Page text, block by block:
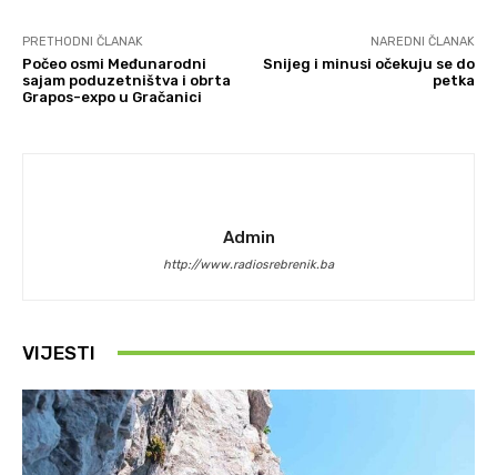
PRETHODNI ČLANAK
Počeo osmi Međunarodni
sajam poduzetništva i obrta
Grapos-expo u Gračanici
NAREDNI ČLANAK
Snijeg i minusi očekuju se do
petka
Admin
http://www.radiosrebrenik.ba
VIJESTI